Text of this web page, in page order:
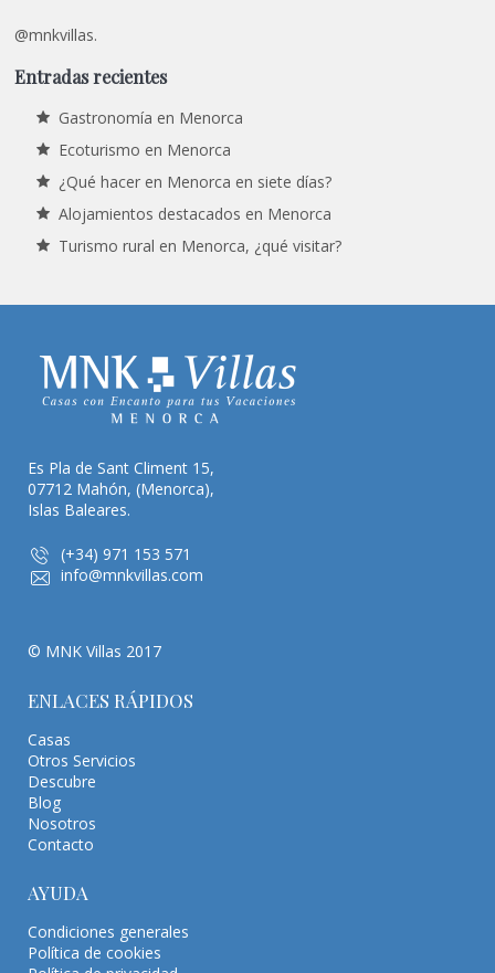
@mnkvillas.
Entradas recientes
Gastronomía en Menorca
Ecoturismo en Menorca
¿Qué hacer en Menorca en siete días?
Alojamientos destacados en Menorca
Turismo rural en Menorca, ¿qué visitar?
Es Pla de Sant Climent 15,
07712 Mahón, (Menorca),
Islas Baleares.
(+34) 971 153 571
info@mnkvillas.com
© MNK Villas 2017
ENLACES RÁPIDOS
Casas
Otros Servicios
Descubre
Blog
Nosotros
Contacto
AYUDA
Condiciones generales
Política de cookies